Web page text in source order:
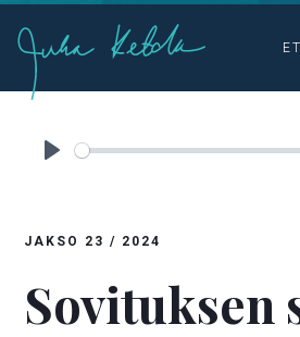
ETUSIVU
JAKSO 23 / 2024
Sovituksen